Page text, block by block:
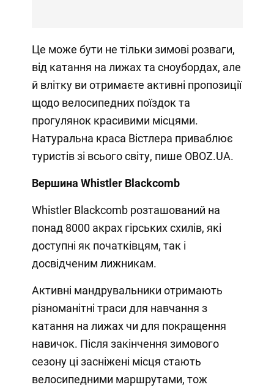
Це може бути не тільки зимові розваги,
від катання на лижах та сноубордах, але
й влітку ви отримаєте активні пропозиції
щодо велосипедних поїздок та
прогулянок красивими місцями.
Натуральна краса Вістлера приваблює
туристів зі всього світу, пише OBOZ.UA.
Вершина Whistler Blackcomb
Whistler Blackcomb розташований на
понад 8000 акрах гірських схилів, які
доступні як початківцям, так і
досвідченим лижникам.
Активні мандрувальники отримають
різноманітні траси для навчання з
катання на лижах чи для покращення
навичок. Після закінчення зимового
сезону ці засніжені місця стають
велосипедними маршрутами, тож